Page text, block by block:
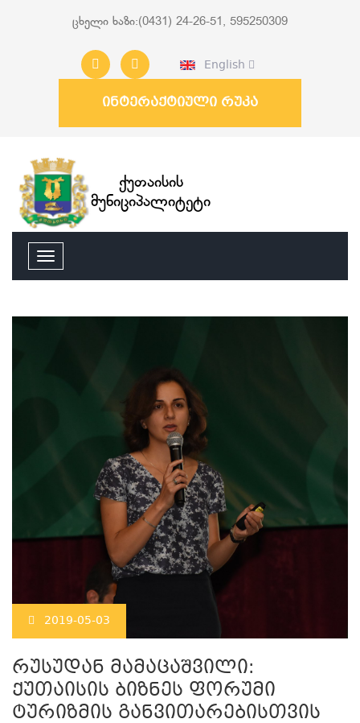
ცხელი ხაზი:(0431) 24-26-51, 595250309
English
ინტერაქტიული რუკა
ქუთაისის
მუნიციპალიტეტი
2019-05-03
რუსუდან მამაცაშვილი:
ქუთაისის ბიზნეს ფორუმი
ტურიზმის განვითარებისთვის